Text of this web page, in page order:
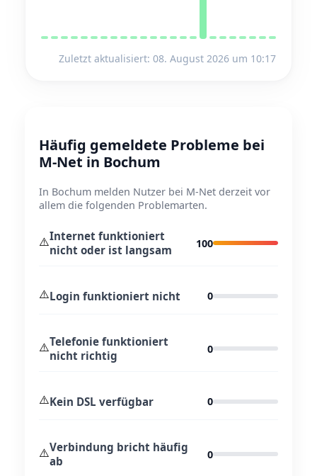
Zuletzt aktualisiert: 08. August 2026 um 10:17
Häufig gemeldete Probleme bei
M-Net in Bochum
In Bochum melden Nutzer bei M-Net derzeit vor
allem die folgenden Problemarten.
⚠️Internet funktioniert
nicht oder ist langsam
100
⚠️Login funktioniert nicht 0
⚠️Telefonie funktioniert
nicht richtig
0
⚠️Kein DSL verfügbar 0
⚠️Verbindung bricht häufig
ab
0